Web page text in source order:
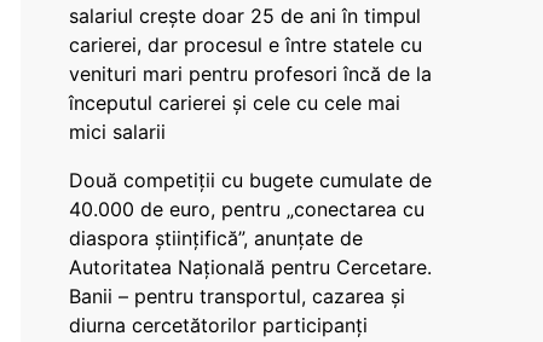
salariul crește doar 25 de ani în timpul
carierei, dar procesul e între statele cu
venituri mari pentru profesori încă de la
începutul carierei și cele cu cele mai
mici salarii
Două competiții cu bugete cumulate de
40.000 de euro, pentru „conectarea cu
diaspora științifică”, anunțate de
Autoritatea Națională pentru Cercetare.
Banii – pentru transportul, cazarea și
diurna cercetătorilor participanți